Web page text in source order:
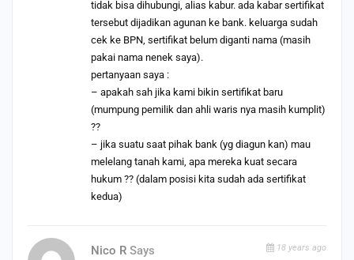
tidak bisa dihubungi, alias kabur. ada kabar sertifikat
tersebut dijadikan agunan ke bank. keluarga sudah
cek ke BPN, sertifikat belum diganti nama (masih
pakai nama nenek saya).
pertanyaan saya :
– apakah sah jika kami bikin sertifikat baru
(mumpung pemilik dan ahli waris nya masih kumplit)
??
– jika suatu saat pihak bank (yg diagun kan) mau
melelang tanah kami, apa mereka kuat secara
hukum ?? (dalam posisi kita sudah ada sertifikat
kedua)
Nico R Says 18 years ago